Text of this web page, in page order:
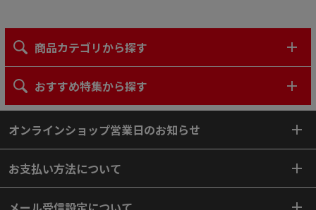
商品カテゴリから探す
おすすめ特集から探す
オンラインショップ営業日のお知らせ
お支払い方法について